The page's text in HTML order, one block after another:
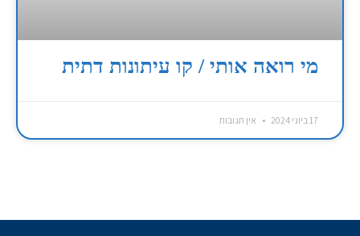
מי רואה אותי / קו עיתונות דתית
17 ביוני 2024 אין תגובות